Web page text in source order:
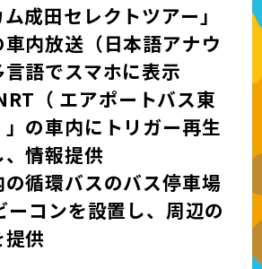
ム成田セレクトツアー」
内放送（日本語アナウ
語でスマホに表示
（ エアポートバス東
の車内にトリガー再生
情報提供
の循環バスのバス停車場
ーコンを設置し、周辺の
供